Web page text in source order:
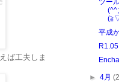
ば工夫しま
ツー
平成
►4月